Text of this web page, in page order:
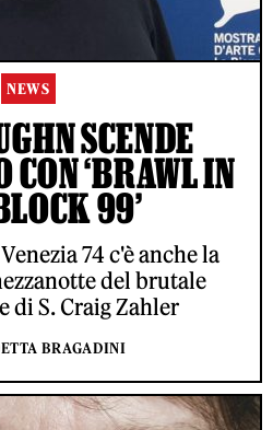
NEWS
SCENDE
‘BRAWL IN
99’
74 c'è anche la
del brutale
di S. Craig Zahler
BRAGADINI